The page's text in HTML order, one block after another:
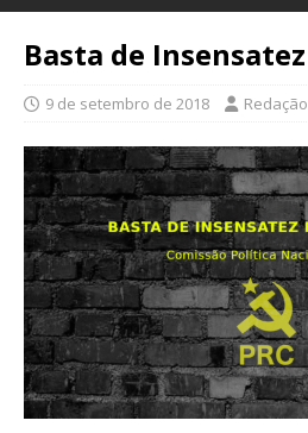
Basta de
9 de setembro de 2018 Redação